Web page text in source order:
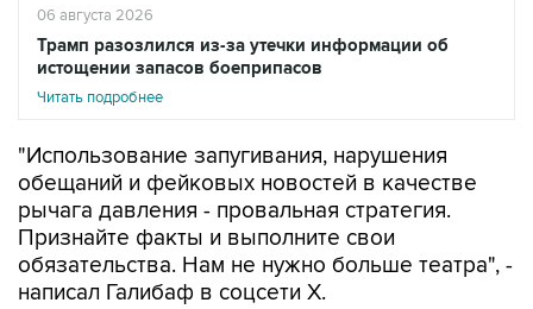
06 августа 2026
Трамп разозлился из-за утечки информации об
истощении запасов боеприпасов
Читать подробнее
"Использование запугивания, нарушения
обещаний и фейковых новостей в качестве
рычага давления - провальная стратегия.
Признайте факты и выполните свои
обязательства. Нам не нужно больше театра", -
написал Галибаф в соцсети X.